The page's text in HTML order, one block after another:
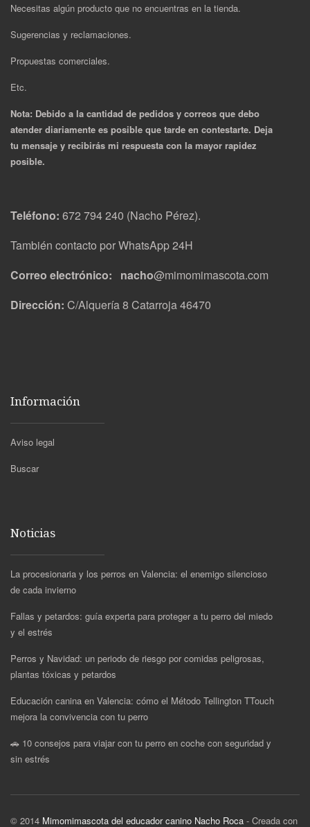
Necesitas algún producto que no encuentras en la tienda.
Sugerencias y reclamaciones.
Propuestas comerciales.
Etc.
Nota: Debido a la cantidad de pedidos y correos que debo
atender diariamente es posible que tarde en contestarte. Deja
tu mensaje y recibirás mi respuesta con la mayor rapidez
posible.
Teléfono: 672 794 240 (Nacho Pérez).
También contacto por WhatsApp 24H
Correo electrónico: nacho@mimomimascota.com
Dirección: C/Alquería 8 Catarroja 46470
Información
Aviso legal
Buscar
Noticias
La procesionaria y los perros en Valencia: el enemigo silencioso
de cada invierno
Fallas y petardos: guía experta para proteger a tu perro del miedo
y el estrés
Perros y Navidad: un periodo de riesgo por comidas peligrosas,
plantas tóxicas y petardos
Educación canina en Valencia: cómo el Método Tellington TTouch
mejora la convivencia con tu perro
🚗 10 consejos para viajar con tu perro en coche con seguridad y
sin estrés
© 2014 Mimomimascota del educador canino Nacho Roca - Creada con